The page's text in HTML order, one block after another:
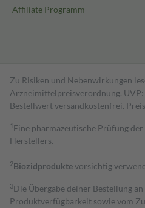
Affiliate Programm
Zu Risiken und Nebenwirkungen
Arzneimittelpreisverordnung. UVP:
Bestell­wert versand­kosten­frei.
1 Eine pharmazeutische Prüfung
Herstellers.
2Biozidproduktevorsichtig
3Die Übergabe deiner Bestellung
Produktverfügbarkeit sowie vom